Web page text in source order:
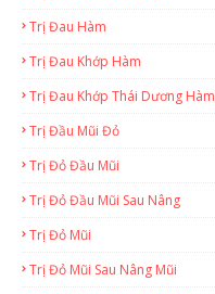
Trị Đau Hàm
Trị Đau Khớp Hàm
Trị Đau Khớp Thái Dương Hàm
Trị Đầu Mũi Đỏ
Trị Đỏ Đầu Mũi
Trị Đỏ Đầu Mũi Sau Nâng
Trị Đỏ Mũi
Trị Đỏ Mũi Sau Nâng Mũi